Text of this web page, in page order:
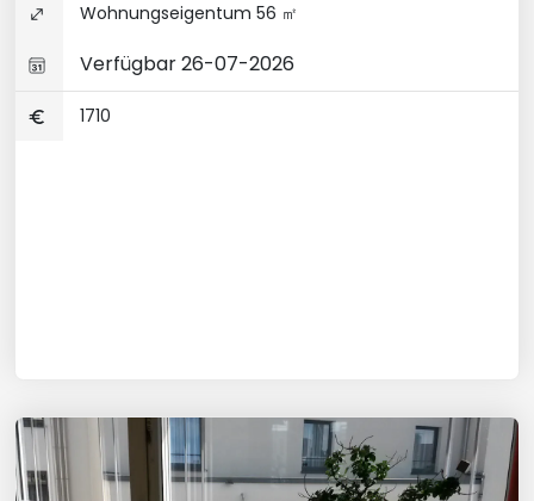
Wohnungseigentum 56 ㎡
Verfügbar 26-07-2026
1710